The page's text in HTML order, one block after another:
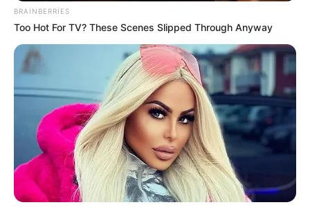
MƏRHƏLƏ: Sadələşdirilmiş qaydalar
biznesə və qiymətlərə necə təsir
edəcək?
119 0 0
BRAINBERRIES
Too Hot For TV? These Scenes Slipped Through Anyway